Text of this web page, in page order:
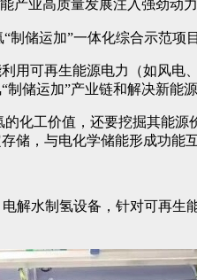
产业高质量发展注入强劲动力
制储运加”一体化综合示范项
用可再生能源电力（如风
储运加”产业链和解决新能
工价值，还要挖掘其能源
储，与电化学储能形成功能
解水制氢设备，针对可再